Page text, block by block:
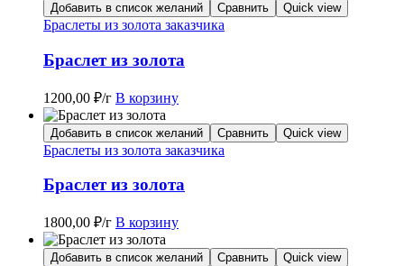
Добавить в список желаний Сравнить Quick view
Браслеты из золота заказчика
Браслет из золота
1200,00 ₽/г В корзину
Добавить в список желаний Сравнить Quick view
Браслеты из золота заказчика
Браслет из золота
1800,00 ₽/г В корзину
Добавить в список желаний Сравнить Quick view